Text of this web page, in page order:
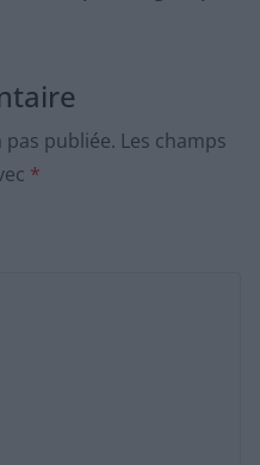
pas publiée. Les champs
*